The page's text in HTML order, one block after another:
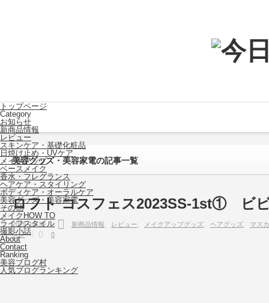
トップページ
Category
お知らせ
新商品情報
レビュー
スキンケア・基礎化粧品
日焼け止め・UVケア
メイクアップ
ベースメイク
香水・フレグランス
ヘアケア・スタイリング
ボディケア・オーラルケア
美容グッズ・美容家電
その他
メイクHOW TO
ライフスタイル
撮影小話
About
Contact
Ranking
美容ブログ村
人気ブログランキング
美容グッズ・美容家電の記事一覧
ロフト コスフェス2023SS-1st① ビ
2025-10-30 新商品情報 レビュー メイクアップグッズ ヘアグッズ
マス
スメ
0